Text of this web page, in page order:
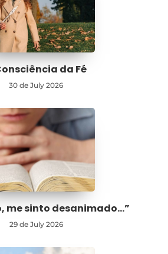
da Fé
30 de July 2026
me sinto desanimado…”
29 de July 2026